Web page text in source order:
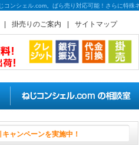
コンシェル.com。ばら売り対応可能！さらに特殊
掛売りのご案内 サイトマップ
つかナットの